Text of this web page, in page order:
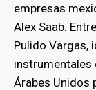
empresas
Alex Saab.
Pulido Vargas,
instrumentales
Árabes Unidos